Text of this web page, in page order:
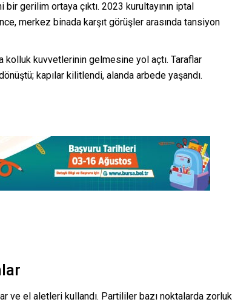
gerilim ortaya çıktı. 2023 kurultayının iptal
merkez binada karşıt görüşler arasında tansiyon
kolluk kuvvetlerinin gelmesine yol açtı. Taraflar
kapılar kilitlendi, alanda arbede yaşandı.
ve el aletleri kullandı. Partililer bazı noktalarda zorluk